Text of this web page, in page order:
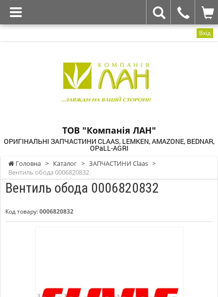
Вхід
ТОВ "Компанія ЛАН"
ОРИГІНАЛЬНІ ЗАПЧАСТИНИ CLAAS, LEMKEN, AMAZONE, BEDNAR,
OPaLL-AGRI
Головна > Каталог > ЗАПЧАСТИНИ Claas >
Вентиль обода 0006820832
Вентиль обода 0006820832
Код товару:0006820832